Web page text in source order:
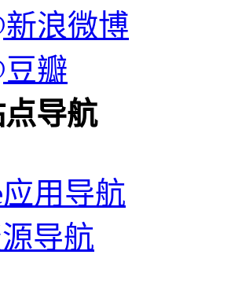
浪微博
瓣
导航
应用导航
导航